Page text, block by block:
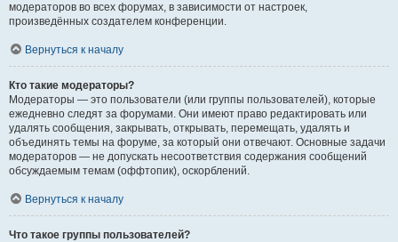
модераторов во всех форумах, в зависимости от настроек,
произведённых создателем конференции.
Вернуться к началу
Кто такие модераторы?
Модераторы — это пользователи (или группы пользователей), которые
ежедневно следят за форумами. Они имеют право редактировать или
удалять сообщения, закрывать, открывать, перемещать, удалять и
объединять темы на форуме, за который они отвечают. Основные задачи
модераторов — не допускать несоответствия содержания сообщений
обсуждаемым темам (оффтопик), оскорблений.
Вернуться к началу
Что такое группы пользователей?